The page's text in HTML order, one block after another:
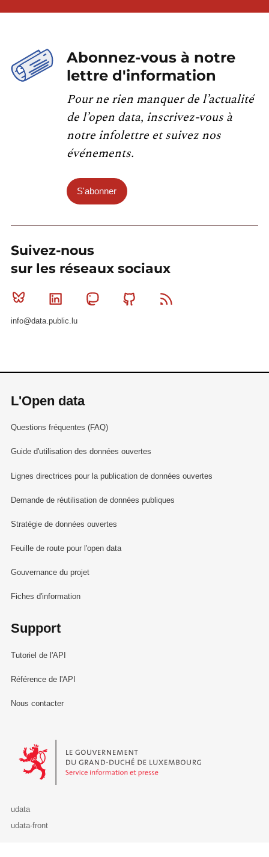
Abonnez-vous à notre
lettre d'information
Pour ne rien manquer de l’actualité
de l’open data, inscrivez-vous à
notre infolettre et suivez nos
événements.
S'abonner
Suivez-nous
sur les réseaux sociaux
Bluesky Linkedin MastodonGithub
info@data.public.lu
L'Open data
Questions fréquentes (FAQ)
Guide d'utilisation des données ouvertes
Lignes directrices pour la publication de données ouvertes
Demande de réutilisation de données publiques
Stratégie de données ouvertes
Feuille de route pour l'open data
Gouvernance du projet
Fiches d'information
Support
Tutoriel de l'API
Référence de l'API
Nous contacter
Le Gouvernement du Grand-Duché de Luxembourg - Service
udata
udata-front